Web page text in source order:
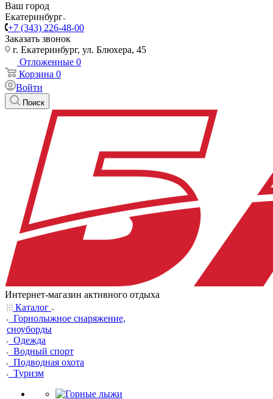
Ваш город
Екатеринбург
+7 (343) 226-48-00
Заказать звонок
г. Екатеринбург, ул. Блюхера, 45
Отложенные 0
Корзина 0
Войти
Поиск
Интернет-магазин активного отдыха
Каталог
Горнолыжное снаряжение,
сноуборды
Одежда
Водный спорт
Подводная охота
Туризм